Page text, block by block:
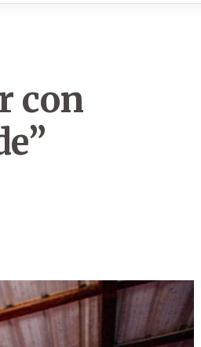
con